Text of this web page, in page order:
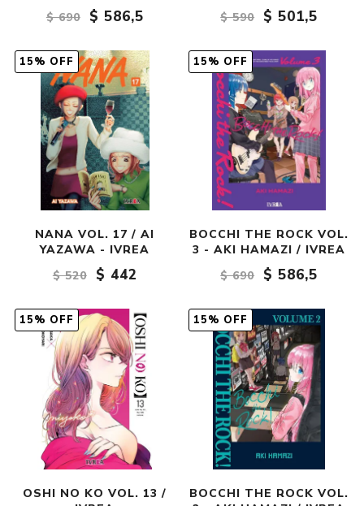
$ 690
$ 586,5
$ 590
$ 501,5
15% OFF
NANA VOL. 17 / AI
YAZAWA - IVREA
$ 520
$ 442
15% OFF
BOCCHI THE ROCK VOL.
3 - AKI HAMAZI / IVREA
$ 690
$ 586,5
15% OFF
OSHI NO KO VOL. 13 /
15% OFF
BOCCHI THE ROCK VOL.